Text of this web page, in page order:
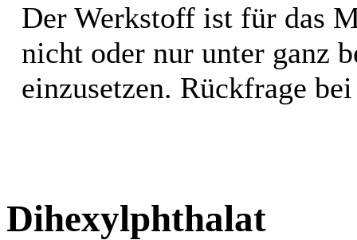
Der Werkstoff ist für das
nicht oder nur unter ganz
einzusetzen. Rückfrage
Dihexylphthalat